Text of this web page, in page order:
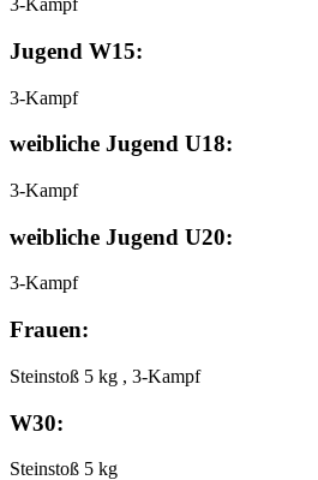
3-Kampf
Jugend W15:
3-Kampf
weibliche Jugend U18:
3-Kampf
weibliche Jugend U20:
3-Kampf
Frauen:
Steinstoß 5 kg , 3-Kampf
W30:
Steinstoß 5 kg